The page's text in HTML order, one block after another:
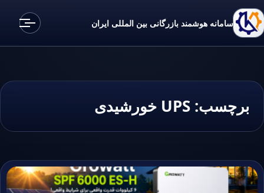
سامانه هوشمند بازرگانی بین المللی ایران
برچسب: UPS خورشیدی